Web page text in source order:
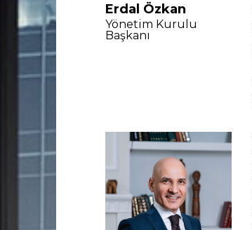
Erdal Özkan
Yönetim Kurulu
Başkanı